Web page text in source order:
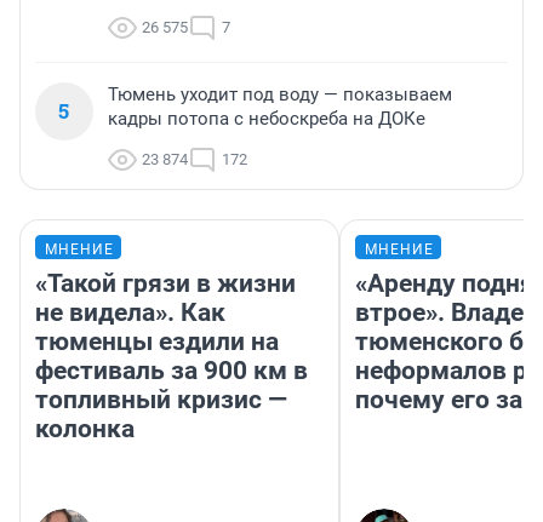
26 575 7
5
Тюмень уходит под воду — показываем
кадры потопа с небоскреба на ДОКе
23 874 172
МНЕНИЕ
«Такой грязи в жизни
не видела». Как
тюменцы ездили на
фестиваль за 900 км в
топливный кризис —
колонка
МНЕНИЕ
«Аренду
втрое».
тюменского
неформалов
почему его